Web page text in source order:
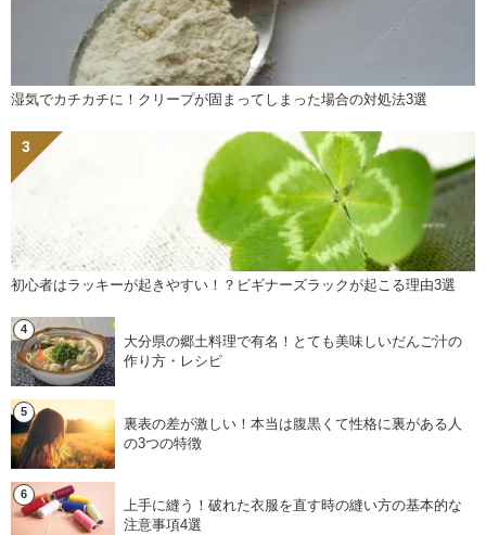
湿気でカチカチに！クリープが固まってしまった場合の対処法3選
初心者はラッキーが起きやすい！？ビギナーズラックが起こる理由3選
大分県の郷土料理で有名！とても美味しいだんご汁の
作り方・レシピ
裏表の差が激しい！本当は腹黒くて性格に裏がある人
の3つの特徴
上手に縫う！破れた衣服を直す時の縫い方の基本的な
注意事項4選